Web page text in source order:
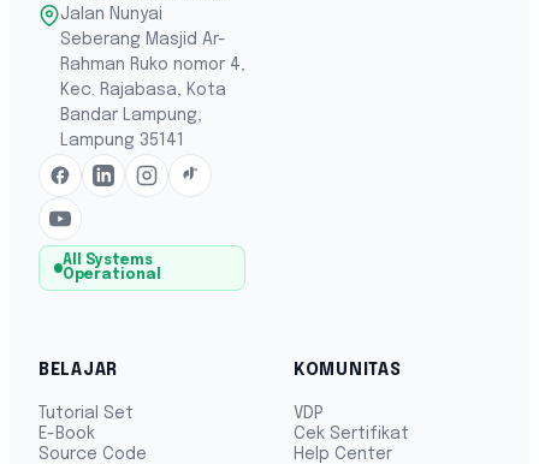
Jalan Nunyai
Seberang Masjid Ar-
Rahman Ruko nomor 4,
Kec. Rajabasa, Kota
Bandar Lampung,
Lampung 35141
All Systems
Operational
BELAJAR
Tutorial Set
E-Book
Source Code
KOMUNITAS
VDP
Cek Sertifikat
Help Center